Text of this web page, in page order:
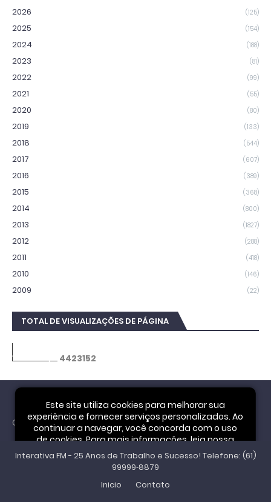
2026 (125)
2025 (154)
2024 (188)
2023 (81)
2022 (99)
2021 (55)
2020 (80)
2019 (133)
2018 (544)
2017 (607)
2016 (389)
2015 (368)
2014 (800)
2013 (1827)
2012 (288)
2011 (418)
2010 (146)
2009 (22)
TOTAL DE VISUALIZAÇÕES DE PÁGINA
4423152
Cookie Notice
Este site utiliza cookies para melhorar sua
experiência e fornecer serviços personalizados. Ao
continuar a navegar, você concorda com o uso
de cookies. Para mais informações, leia nossa
Política de Privacidade.
Interativa FM - 25 Anos de Trabalho e Sucesso! Telefone: (61)
99999‑8879
Inicio
Contato